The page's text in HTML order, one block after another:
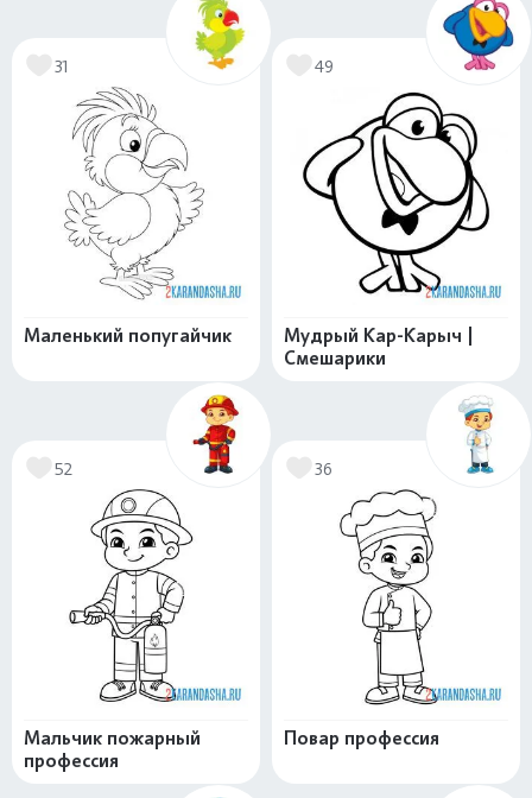
31
Маленький попугайчик
49
Мудрый Кар-Карыч |
Смешарики
52
Мальчик пожарный
профессия
36
Повар профессия